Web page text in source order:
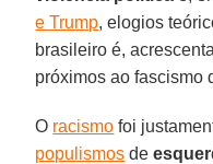
e Trump, elogios
brasileiro é,
próximos ao fascismo
O racismo foi
populismos de